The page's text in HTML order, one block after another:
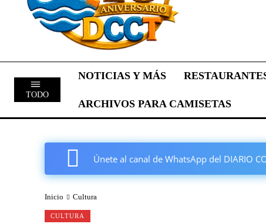
TODO
NOTICIAS Y MÁS
ARCHIVOS PARA CAMISETAS
Únete al canal de WhatsApp del DIARIO
Inicio Cultura
CULTURA